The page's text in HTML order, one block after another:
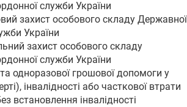
служби України
захист особового складу Державної
України
захист особового складу
служби України
одноразової грошової допомоги у
інвалідності або часткової втрати
встановлення інвалідності